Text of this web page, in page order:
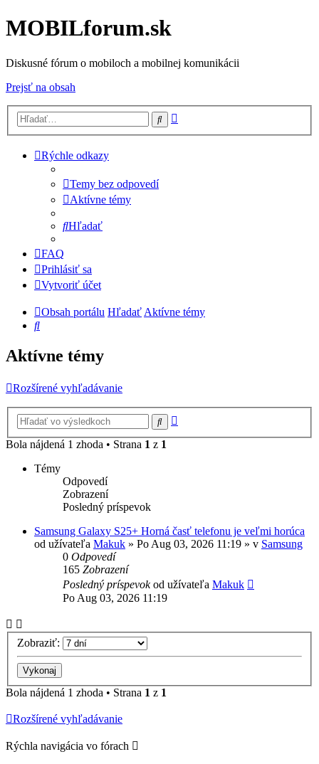
MOBILforum.sk
Diskusné fórum o mobiloch a mobilnej komunikácii
Prejsť na obsah
Hľadať
Rýchle odkazy
Temy bez odpovedí
Aktívne témy
Hľadať
FAQ
Prihlásiť sa
Vytvoriť účet
Obsah portálu HľadaťAktívne témy
Hľadať
Aktívne témy
Rozšírené vyhľadávanie
Hľadať
Bola nájdená 1 zhoda • Strana 1 z 1
Témy
Odpovedí
Zobrazení
Posledný príspevok
Samsung Galaxy S25+ Horná časť telefonu je veľmi horúca
od užívateľa Makuk » Po Aug 03, 2026 11:19 » v Samsung
0 Odpovedí
165 Zobrazení
Posledný príspevokod užívateľa Makuk
Po Aug 03, 2026 11:19
Zobraziť:
Bola nájdená 1 zhoda • Strana 1 z 1
Rozšírené vyhľadávanie
Rýchla navigácia vo fórach